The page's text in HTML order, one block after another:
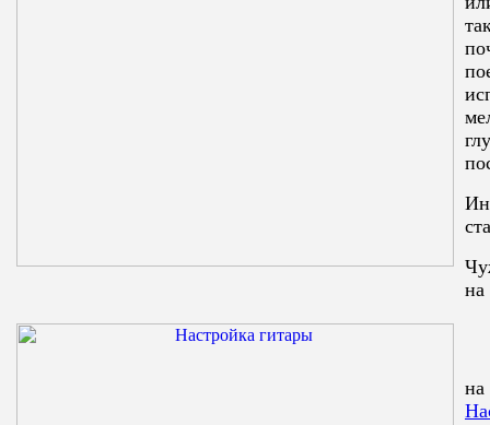
на
на